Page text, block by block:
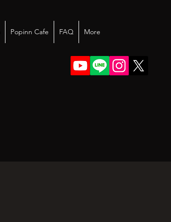
Popinn Cafe FAQ More